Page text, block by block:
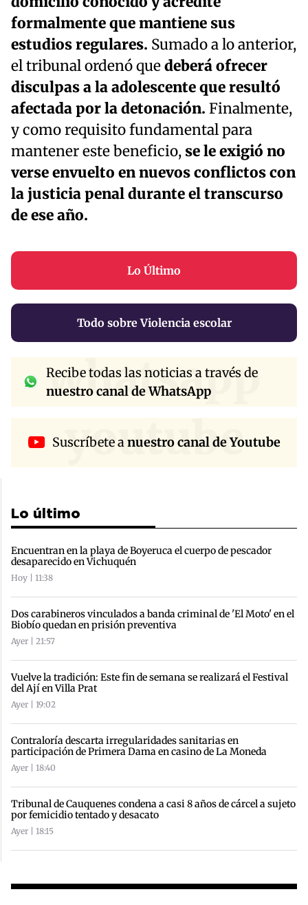
formalmente que mantiene sus
estudios regulares. Sumado a lo anterior,
el tribunal ordenó quedeberá ofrecer
disculpas a la adolescente que resultó
afectada por la detonación. Finalmente,
y como requisito fundamental para
mantener este beneficio, se le exigió no
verse envuelto en nuevos conflictos con
la justicia penal durante el transcurso
de ese año.
Lo Último
Todo sobre Violencia escolar
whatsapp
Recibe todas las noticias a través de
nuestro canal de WhatsApp
youtube
Suscríbete anuestro canal de Youtube
Lo último
Encuentran en la playa de Boyeruca el cuerpo de pescador
desaparecido en Vichuquén
Hoy | 11:38
Dos carabineros vinculados a banda criminal de 'El Moto' en el
Biobío quedan en prisión preventiva
Ayer | 21:57
Vuelve la tradición: Este fin de semana se realizará el Festival
del Ají en Villa Prat
Ayer | 19:02
Contraloría descarta irregularidades sanitarias en
participación de Primera Dama en casino de La Moneda
Ayer | 18:40
Tribunal de Cauquenes condena a casi 8 años de cárcel a sujeto
por femicidio tentado y desacato
Ayer | 18:15